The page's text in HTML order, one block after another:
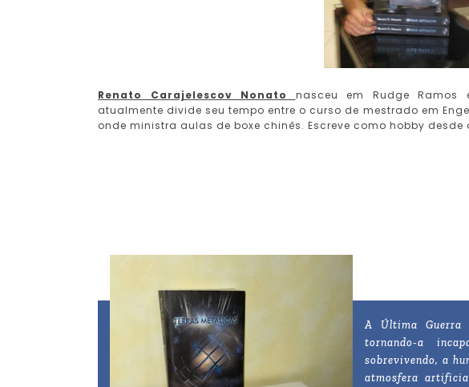
Renato Carajelescov Nonato nasceu em Rudge Ramos
atualmente divide seu tempo entre o curso de mestrado em
onde ministra aulas de boxe chinês. Escreve como hobby desde
A Última Guerra
tornando-a
sobrevivendo, a
atmosfera